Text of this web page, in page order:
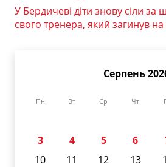
У Бердичеві діти знову сіли за
свого тренера, який загинув на
Серпень
Пн Вт Ср Чт
3
4 5 6
10
11 12 13